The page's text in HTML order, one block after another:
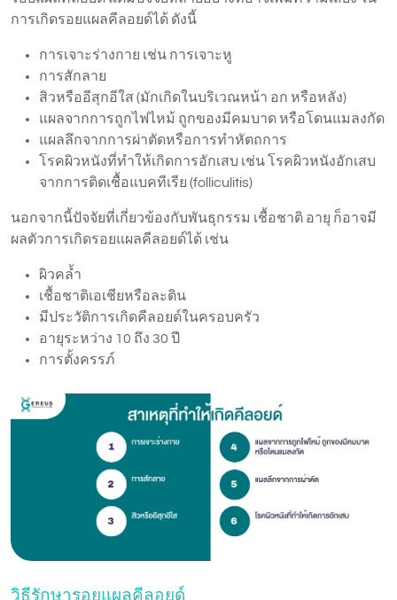
การเกิดรอยแผลคีลอยด์ได้ ดังนี้
การเจาะร่างกาย เช่น การเจาะหู
การสักลาย
สิวหรืออีสุกอีใส (มักเกิดในบริเวณหน้า อก หรือหลัง)
แผลจากการถูกไฟไหม้ ถูกของมีคมบาด หรือโดนแมลงกัด
แผลลึกจากการผ่าตัดหรือการทำหัตถการ
โรคผิวหนังที่ทำให้เกิดการอักเสบ เช่น โรคผิวหนังอักเสบ
จากการติดเชื้อแบคทีเรีย (folliculitis)
นอกจากนี้ปัจจัยที่เกี่ยวข้องกับพันธุกรรม เชื้อชาติ อายุ ก็อาจมี
ผลตัวการเกิดรอยแผลคีลอยด์ได้ เช่น
ผิวคล้ำ
เชื้อชาติเอเชียหรือละติน
มีประวัติการเกิดคีลอยด์ในครอบครัว
อายุระหว่าง 10 ถึง 30 ปี
การตั้งครรภ์
วิธีรักษารอยแผลคีลอยด์